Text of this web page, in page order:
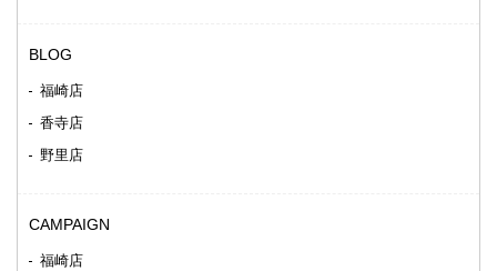
BLOG
福崎店
香寺店
野里店
CAMPAIGN
福崎店